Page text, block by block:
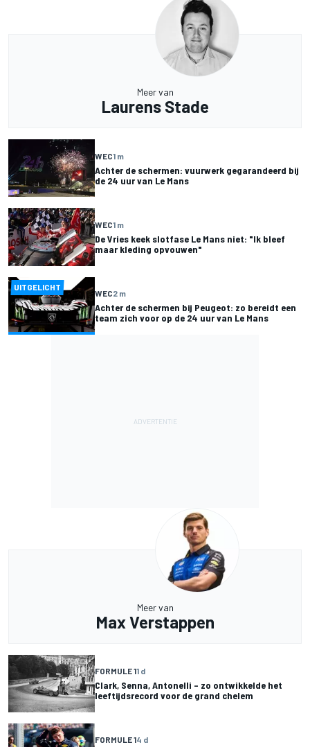
Meer van
Laurens Stade
WEC1 m
Achter de schermen: vuurwerk gegarandeerd bij
de 24 uur van Le Mans
WEC1 m
De Vries keek slotfase Le Mans niet: "Ik bleef
maar kleding opvouwen"
UITGELICHT
WEC2 m
Achter de schermen bij Peugeot: zo bereidt een
team zich voor op de 24 uur van Le Mans
Meer van
Max Verstappen
FORMULE 11 d
Clark, Senna, Antonelli – zo ontwikkelde het
leeftijdsrecord voor de grand chelem
FORMULE 14 d